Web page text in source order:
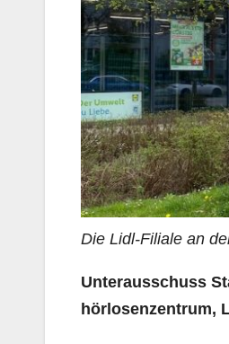
Die Lidl-Filiale an
Unterausschuss
hörlosenzentrum,